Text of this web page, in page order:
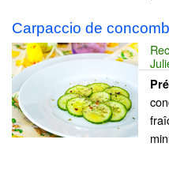
Carpaccio de